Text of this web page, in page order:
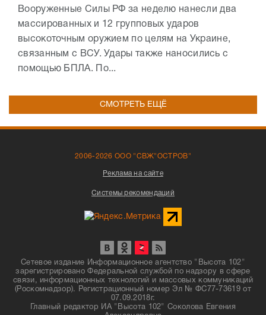
Вооруженные Силы РФ за неделю нанесли два
массированных и 12 групповых ударов
высокоточным оружием по целям на Украине,
связанным с ВСУ. Удары также наносились с
помощью БПЛА. По...
СМОТРЕТЬ ЕЩЁ
2006-2026 ООО "СВЖ"ОСТРОВ"
Реклама на сайте
Системы рекомендаций
Сетевое издание Информационное агентство "Высота 102"
зарегистрировано Федеральной службой по надзору в сфере
связи, информационных технологий и массовых коммуникаций
(Роскомнадзор). Регистрационный номер Эл № ФС77-73619 от
07.09.2018г.
Главный редактор ИА "Высота 102" Соколова Евгения